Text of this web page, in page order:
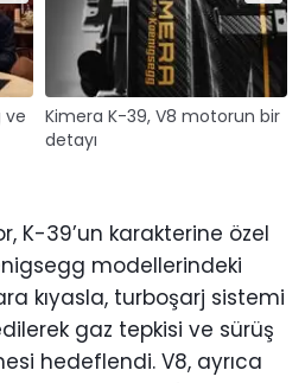
ve
Kimera K-39, V8 motorun bir
detayı
K-39’un karakterine özel
modellerindeki
kıyasla, turboşarj sistemi
gaz tepkisi ve sürüş
hedeflendi. V8, ayrıca